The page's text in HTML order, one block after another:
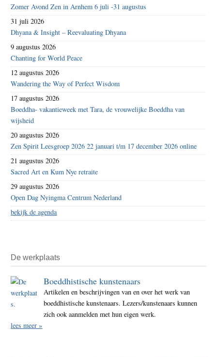
Zomer Avond Zen in Arnhem 6 juli -31 augustus
31 juli 2026
Dhyana & Insight – Reevaluating Dhyana
9 augustus 2026
Chanting for World Peace
12 augustus 2026
Wandering the Way of Perfect Wisdom
17 augustus 2026
Boeddha- vakantieweek met Tara, de vrouwelijke Boeddha van
wijsheid
20 augustus 2026
Zen Spirit Leesgroep 2026 22 januari t/m 17 december 2026 online
21 augustus 2026
Sacred Art en Kum Nye retraite
29 augustus 2026
Open Dag Nyingma Centrum Nederland
bekijk de agenda
De werkplaats
Boeddhistische kunstenaars
Artikelen en beschrijvingen van en over het werk van
boeddhistische kunstenaars. Lezers/kunstenaars kunnen
zich ook aanmelden met hun eigen werk.
lees meer »